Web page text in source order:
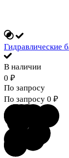
Гидравлические
В наличии
0 ₽
По запросу
По запросу 0 ₽